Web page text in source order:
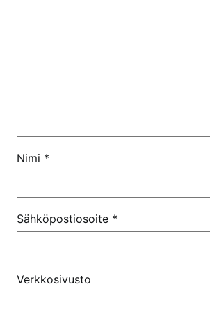
Nimi *
Sähköpostiosoite *
Verkkosivusto